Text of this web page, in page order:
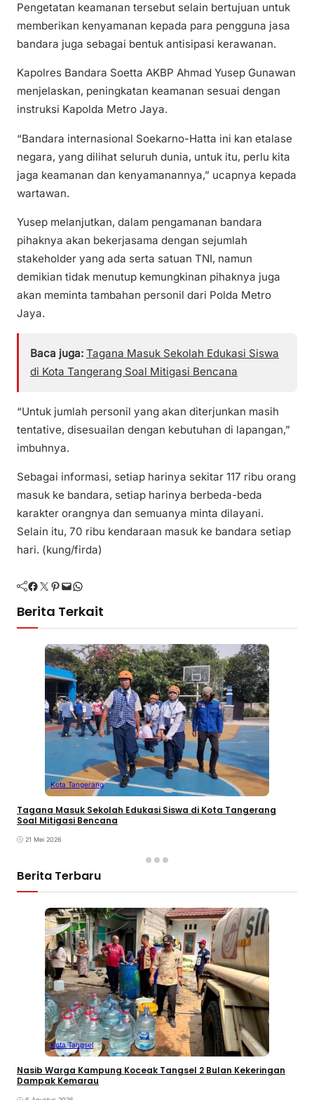
Pengetatan keamanan tersebut selain bertujuan untuk
memberikan kenyamanan kepada para pengguna jasa
bandara juga sebagai bentuk antisipasi kerawanan.
Kapolres Bandara Soetta AKBP Ahmad Yusep Gunawan
menjelaskan, peningkatan keamanan sesuai dengan
instruksi Kapolda Metro Jaya.
“Bandara internasional Soekarno-Hatta ini kan etalase
negara, yang dilihat seluruh dunia, untuk itu, perlu kita
jaga keamanan dan kenyamanannya,” ucapnya kepada
wartawan.
Yusep melanjutkan, dalam pengamanan bandara
pihaknya akan bekerjasama dengan sejumlah
stakeholder yang ada serta satuan TNI, namun
demikian tidak menutup kemungkinan pihaknya juga
akan meminta tambahan personil dari Polda Metro
Jaya.
Baca juga: Tagana Masuk Sekolah Edukasi Siswa
di Kota Tangerang Soal Mitigasi Bencana
“Untuk jumlah personil yang akan diterjunkan masih
tentative, disesuailan dengan kebutuhan di lapangan,”
imbuhnya.
Sebagai informasi, setiap harinya sekitar 117 ribu orang
masuk ke bandara, setiap harinya berbeda-beda
karakter orangnya dan semuanya minta dilayani.
Selain itu, 70 ribu kendaraan masuk ke bandara setiap
hari. (kung/firda)
Facebook Twitter Pinterest Mail WhatsApp
Berita Terkait
Kota Tangerang
Tagana Masuk Sekolah Edukasi Siswa di Kota Tangerang
Soal Mitigasi Bencana
21 Mei 2026
Berita Terbaru
Kota Tangsel
Nasib Warga Kampung Koceak Tangsel 2 Bulan Kekeringan
Dampak Kemarau